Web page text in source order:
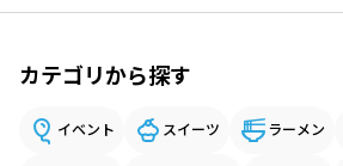
カテゴリから探す
イベント スイーツ ラーメン